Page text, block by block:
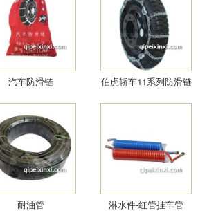
耐油管 淋水件-红管挂车管